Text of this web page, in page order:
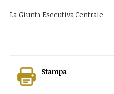
La Giunta Esecutiva Centrale
Stampa